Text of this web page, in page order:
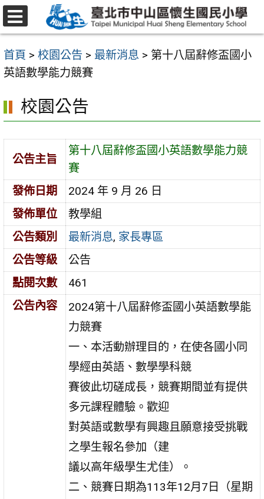
跳
至
要
內
區
首頁 > 校園公告 > 最新消息 > 第十八屆辭修盃國小
英語數學能力競賽
校園公告
公告主旨
第十八屆辭修盃國小英語數學能力競
賽
發佈日期
2024 年 9 月 26 日
發佈單位
教學組
公告類別
最新消息, 家長專區
公告等級
公告
點閱次數
461
公告內容
2024第十八屆辭修盃國小英語數學能
力競賽
一、本活動辦理目的，在使各國小同
學經由英語、數學學科競
賽彼此切磋成長，競賽期間並有提供
多元課程體驗。歡迎
對英語或數學有興趣且願意接受挑戰
之學生報名參加（建
議以高年級學生尤佳）。
二、競賽日期為113年12月7日（星期
選
單